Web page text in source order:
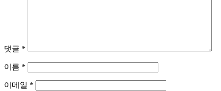
댓글 *
이름 *
이메일 *